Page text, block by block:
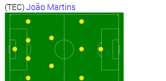
(TEC)João Martins